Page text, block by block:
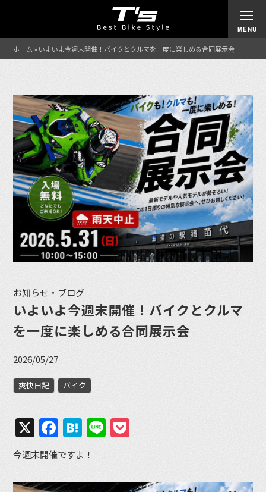
ホーム » いよいよ今週末開催！バイクとクルマを一度に楽しめる合同展示会
お知らせ・ブログ
いよいよ今週末開催！バイクとクルマ
を一度に楽しめる合同展示会
2026/05/27
爽快日記 バイク
X Facebook
Hatena
Line
今週末開催ですよ！